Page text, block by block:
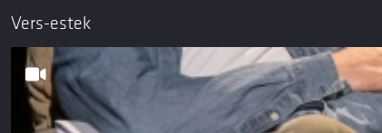
Vers-estek